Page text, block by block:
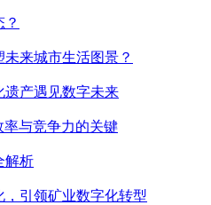
来城市生活图景？
遗产遇见数字未来
与竞争力的关键
解析
引领矿业数字化转型